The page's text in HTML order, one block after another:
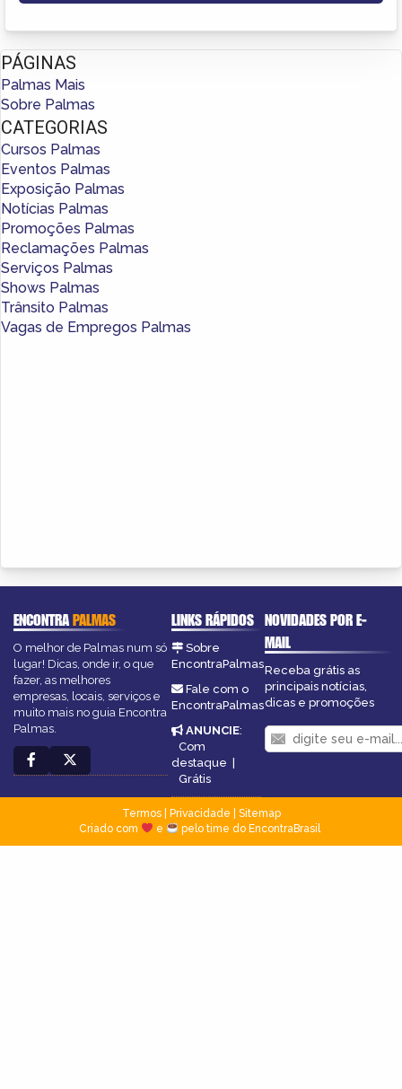
PÁGINAS
Palmas Mais
Sobre Palmas
CATEGORIAS
Cursos Palmas
Eventos Palmas
Exposição Palmas
Notícias Palmas
Promoções Palmas
Reclamações Palmas
Serviços Palmas
Shows Palmas
Trânsito Palmas
Vagas de Empregos Palmas
ENCONTRAPALMAS
O melhor de Palmas num só
lugar! Dicas, onde ir, o que
fazer, as melhores
empresas, locais, serviços e
muito mais no guia Encontra
Palmas.
LINKS RÁPIDOS
Sobre
EncontraPalmas
Fale com o
EncontraPalmas
ANUNCIE:
Com
destaque
Grátis
NOVIDADES POR E-
MAIL
Receba grátis as
principais notícias,
dicas e promoções
Termos| Privacidade
Sitemap
Criado com
e pelo time do EncontraBrasil